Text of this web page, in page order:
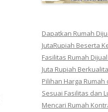
Dapatkan Rumah
JutaRupiah Beserta
Fasilitas Rumah
Juta Rupiah
Pilihan Harga Rumah
Sesuai Fasilitas dan
Mencari Rumah